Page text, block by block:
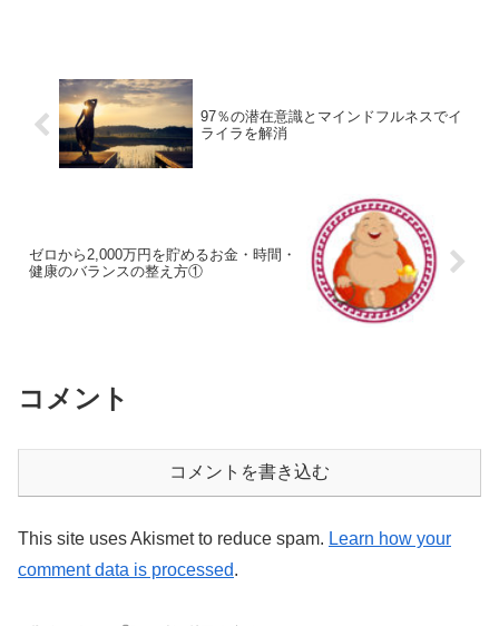
97％の潜在意識とマインドフルネスでイ
ライラを解消
ゼロから2,000万円を貯めるお金・時間・
健康のバランスの整え方①
コメント
コメントを書き込む
This site uses Akismet to reduce spam. Learn how your
comment data is processed.